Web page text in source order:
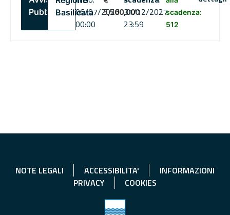
PubblicoBasilicata06/07/2026
00:00
5,500,00031/12/2027
23:59
scadenza:
512
NOTE LEGALI ACCESSIBILITA'
INFORMAZIONI
PRIVACY
COOKIES